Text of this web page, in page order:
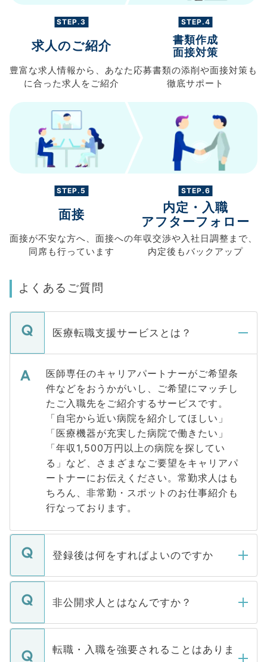
STEP.3
求人のご紹介
豊富な求人情報から、 あなた
に合った求人を ご紹介
STEP.4
書類作成
面接対策
応募書類の添削や面接対策も
徹底サポート
STEP.5
面接
面接が不安な方へ、 面接への
同席も行っています
STEP.6
内定・入職
アフターフォロー
年収交渉や入社日調整まで、
内定後もバックアップ
よくあるご質問
医療転職支援サービスとは？
医師専任のキャリアパートナーがご希望条
件などをおうかがいし、ご希望にマッチし
たご入職先をご紹介するサービスです。
「自宅から近い病院を紹介してほしい」
「医療機器が充実した病院で働きたい」
「年収1,500万円以上の病院を探してい
る」など、さまざまなご要望をキャリアパ
ートナーにお伝えください。常勤求人はも
ちろん、非常勤・スポットのお仕事紹介も
行なっております。
登録後は何をすればよいのですか
ご登録いただきましたら、弊社担当者がご
登録内容を確認し、その後メールもしくは
ます。通常、5営業日以内にはご連絡をせて
いただきますので、しばらくお待ちくださ
非公開求人とはなんですか？
マイナビDOCTORで取り扱っている求人の
うち約3割は、Webサイトからご覧いただ
転職・入職を強要されることはありま